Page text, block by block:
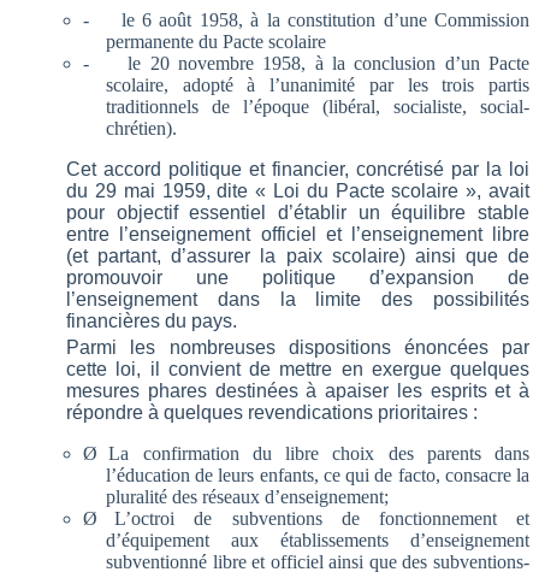
-
le 6 août 1958, à la constitution d’une Commission
permanente du Pacte scolaire
-
le 20 novembre 1958, à la conclusion d’un Pacte
scolaire, adopté à l’unanimité par les trois partis
traditionnels de l’époque (libéral, socialiste, social-
chrétien).
Cet accord politique et financier, concrétisé par la loi
du 29 mai 1959, dite « Loi du Pacte scolaire », avait
pour objectif essentiel d’établir un équilibre stable
entre l’enseignement officiel et l’enseignement libre
(et partant, d’assurer la paix scolaire) ainsi que de
promouvoir une politique d’expansion de
l’enseignement dans la limite des possibilités
financières du pays.
Parmi les nombreuses dispositions énoncées par
cette loi, il convient de mettre en exergue quelques
mesures phares destinées à apaiser les esprits et à
répondre à quelques revendications prioritaires :
Ø
La confirmation du libre choix des parents dans
l’éducation de leurs enfants, ce qui de facto, consacre la
pluralité des réseaux d’enseignement;
Ø
L’octroi de subventions de fonctionnement et
d’équipement aux établissements d’enseignement
subventionné libre et officiel ainsi que des subventions-